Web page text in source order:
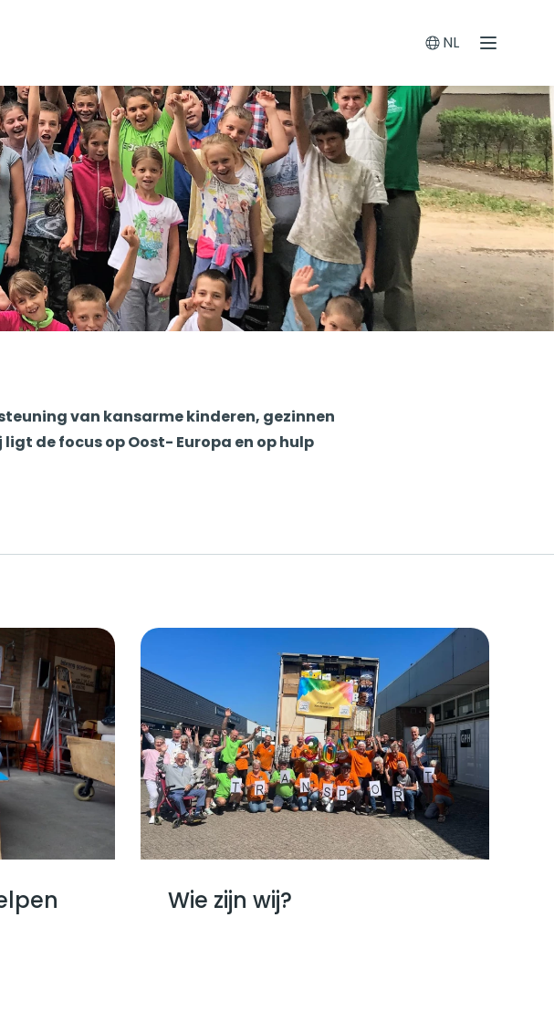
Menu
NL
Switch
van kansarme kinderen, gezinnen
de focus op Oost- Europa en op hulp
Wie zijn wij?